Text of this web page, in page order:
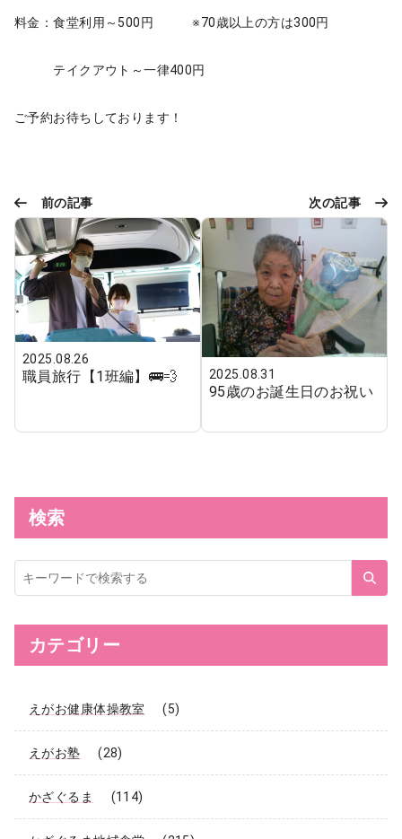
料金：食堂利用～500円 ※70歳以上の方は300円
テイクアウト～一律400円
ご予約お待ちしております！
前の記事
2025.08.26
職員旅行【1班編】🚌💨
次の記事
2025.08.31
95歳のお誕生日のお祝い
検索
サ
イ
ト
検
カテゴリー
えがお健康体操教室 (5)
えがお塾 (28)
かざぐるま (114)